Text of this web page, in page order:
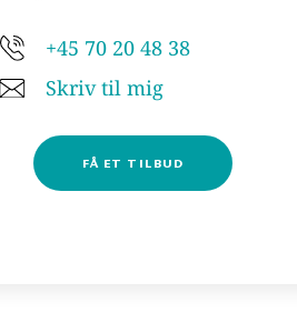
+45 70 20 48 38
Skriv til mig
FÅ ET TILBUD